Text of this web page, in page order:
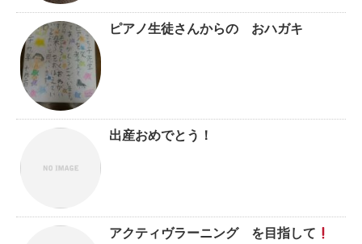
ピアノ生徒さんからの おハガキ
出産おめでとう！
アクティヴラーニング を目指して